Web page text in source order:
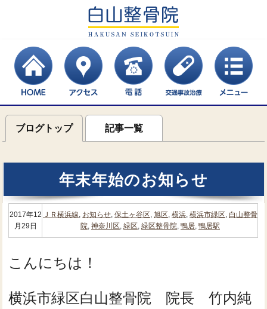
ブログトップ 記事一覧
年末年始のお知らせ
2017年12
月29日
ＪＲ横浜線, お知らせ, 保土ヶ谷区, 旭区, 横浜, 横浜市緑区, 白山整骨
院, 神奈川区, 緑区, 緑区整骨院, 鴨居, 鴨居駅
こんにちは！
横浜市緑区白山整骨院 院長 竹内純